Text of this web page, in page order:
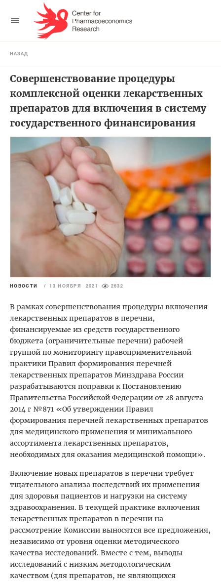
НАЗАД
Совершенствование процедуры
комплексной оценки лекарственных
препаратов для включения в систему
государственного финансирования
НОВОСТИ / 13 НОЯБРЯ 2021 2632
В рамках совершенствования процедуры включения
лекарственных препаратов в перечни,
финансируемые из средств государственного
бюджета (ограничительные перечни) рабочей
группой по мониторингу правоприменительной
практики Правил формирования перечней
лекарственных препаратов Минздрава России
разрабатываются поправки к Постановлению
Правительства Российской Федерации от 28 августа
2014 г №871 «Об утверждении Правил
формирования перечней лекарственных препаратов
для медицинского применения и минимального
ассортимента лекарственных препаратов,
необходимых для оказания медицинской помощи».
Включение новых препаратов в перечни требует
тщательного анализа последствий их применения
для здоровья пациентов и нагрузки на систему
здравоохранения. В текущей практике включения
лекарственных препаратов в перечни на
рассмотрение Комиссии выносятся все предложения,
независимо от уровня оценки методического
качества исследований. Вместе с тем, выводы
исследований с низким методологическим
качеством (для препаратов, не являющихся